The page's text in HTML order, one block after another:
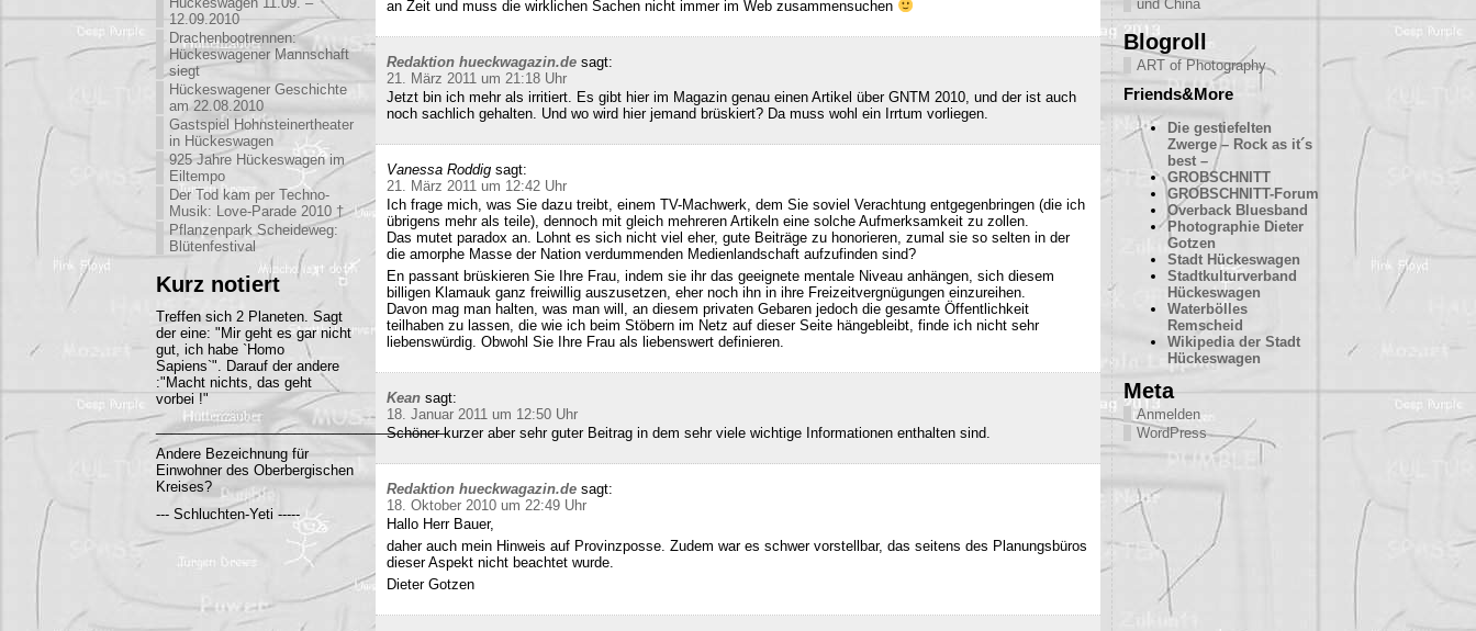
12.09.2010
Drachenbootrennen:
Hückeswagener Mannschaft
siegt
Hückeswagener Geschichte
am 22.08.2010
Gastspiel Hohnsteinertheater
in Hückeswagen
925 Jahre Hückeswagen im
Eiltempo
Der Tod kam per Techno-
Musik: Love-Parade 2010 †
Pflanzenpark Scheideweg:
Blütenfestival
Kurz notiert
Treffen sich 2 Planeten. Sagt
der eine: "Mir geht es gar nicht
gut, ich habe `Homo
Sapiens`". Darauf der andere
:"Macht nichts, das geht
vorbei !"
______________________________________
Andere Bezeichnung für
Einwohner des Oberbergischen
Kreises?
--- Schluchten-Yeti -----
an Zeit und muss die wirklichen Sachen nicht immer im Web zusammensuchen
Redaktion hueckwagazin.de sagt:
21. März 2011 um 21:18 Uhr
Jetzt bin ich mehr als irritiert. Es gibt hier im Magazin genau einen Artikel über GNTM 2010, und der ist auch
noch sachlich gehalten. Und wo wird hier jemand brüskiert? Da muss wohl ein Irrtum vorliegen.
Vanessa Roddig sagt:
21. März 2011 um 12:42 Uhr
Ich frage mich, was Sie dazu treibt, einem TV-Machwerk, dem Sie soviel Verachtung entgegenbringen (die ich
übrigens mehr als teile), dennoch mit gleich mehreren Artikeln eine solche Aufmerksamkeit zu zollen.
Das mutet paradox an. Lohnt es sich nicht viel eher, gute Beiträge zu honorieren, zumal sie so selten in der
die amorphe Masse der Nation verdummenden Medienlandschaft aufzufinden sind?
En passant brüskieren Sie Ihre Frau, indem sie ihr das geeignete mentale Niveau anhängen, sich diesem
billigen Klamauk ganz freiwillig auszusetzen, eher noch ihn in ihre Freizeitvergnügungen einzureihen.
Davon mag man halten, was man will, an diesem privaten Gebaren jedoch die gesamte Öffentlichkeit
teilhaben zu lassen, die wie ich beim Stöbern im Netz auf dieser Seite hängebleibt, finde ich nicht sehr
liebenswürdig. Obwohl Sie Ihre Frau als liebenswert definieren.
Kean sagt:
18. Januar 2011 um 12:50 Uhr
Schöner kurzer aber sehr guter Beitrag in dem sehr viele wichtige Informationen enthalten sind.
Redaktion hueckwagazin.de sagt:
18. Oktober 2010 um 22:49 Uhr
Hallo Herr Bauer,
daher auch mein Hinweis auf Provinzposse. Zudem war es schwer vorstellbar, das seitens des Planungsbüros
dieser Aspekt nicht beachtet wurde.
Dieter Gotzen
und China
Blogroll
ART of Photography
Friends&More
Die gestiefelten
Zwerge – Rock as it´s
best –
GROBSCHNITT
GROBSCHNITT-Forum
Overback Bluesband
Photographie Dieter
Gotzen
Stadt Hückeswagen
Stadtkulturverband
Hückeswagen
Waterbölles
Remscheid
Wikipedia der Stadt
Hückeswagen
Meta
Anmelden
WordPress